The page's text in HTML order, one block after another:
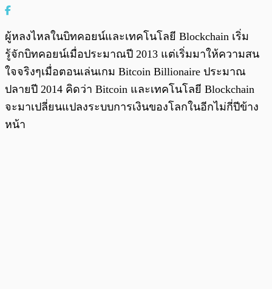
ผู้หลงไหลในบิทคอยน์และเทคโนโลยี Blockchain เริ่ม
รู้จักบิทคอยน์เมื่อประมาณปี 2013 แต่เริ่มมาให้ความสน
ใจจริงๆเมื่อตอนเล่นเกม Bitcoin Billionaire ประมาณ
ปลายปี 2014 คิดว่า Bitcoin และเทคโนโลยี Blockchain
จะมาเปลี่ยนแปลงระบบการเงินของโลกในอีกไม่กี่ปีข้าง
หน้า